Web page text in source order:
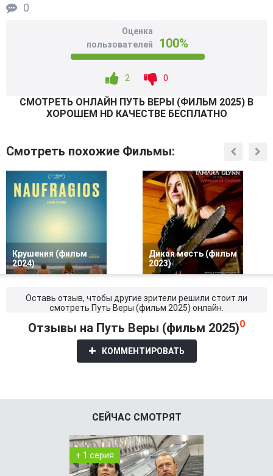
0
Оценка
пользователей
100%
2 0
СМОТРEТЬ ОНЛАЙН ПУТЬ ВЕРЫ (ФИЛЬМ 2025) В
ХОРОШЕМ HD КАЧЕСТВЕ БЕСПЛАТНО
Смотреть похожие Фильмы:
Крушения (фильм
2024)
Дикая месть (фильм
2023)
Оставь отзыв, чтобы другие зрители решили стоит ли
смотреть Путь Веры (фильм 2025) онлайн.
Отзывы на Путь Веры (фильм 2025)0
КОММЕНТИРОВАТЬ
СЕЙЧАС СМОТРЯТ
+ 1 серия